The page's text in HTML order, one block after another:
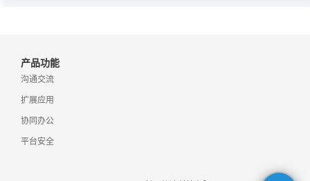
产品功能
沟通交流
扩展应用
协同办公
平台安全